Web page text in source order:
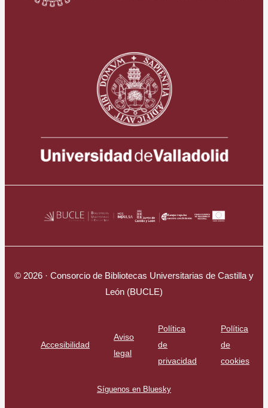
© 2026 · Consorcio de Bibliotecas Universitarias de Castilla y
León (BUCLE)
Accesibilidad
Aviso
legal
Política
de
privacidad
Política
de
cookies
Síguenos en Bluesky